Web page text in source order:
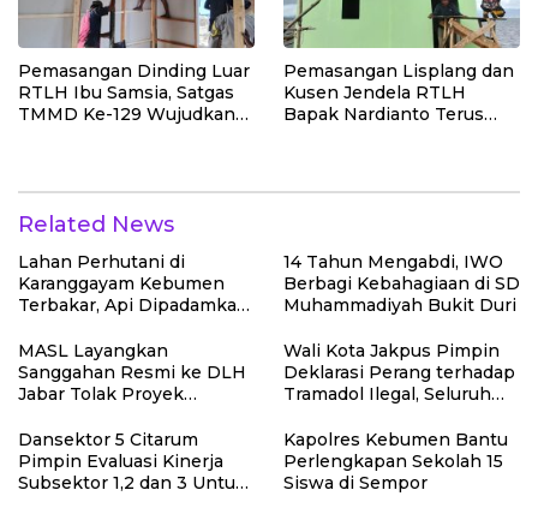
Pemasangan Dinding Luar
RTLH Ibu Samsia, Satgas
TMMD Ke-129 Wujudkan
Pemasangan Lisplang dan
Kusen Jendela RTLH
Bapak Nardianto Terus
Related News
Lahan Perhutani di
Karanggayam Kebumen
Terbakar, Api Dipadamkan
14 Tahun Mengabdi, IWO
Berbagi Kebahagiaan di SD
Muhammadiyah Bukit Duri
MASL Layangkan
Sanggahan Resmi ke DLH
Jabar Tolak Proyek
Bawa Bukti 14 Situs Cagar
Budaya dan Risiko Gempa
Sesar Baribis
Wali Kota Jakpus Pimpin
Deklarasi Perang terhadap
Tramadol Ilegal, Seluruh
Bergerak Bersama
Dansektor 5 Citarum
Pimpin Evaluasi Kinerja
Subsektor 1,2 dan 3 Untuk
Kapolres Kebumen Bantu
Perlengkapan Sekolah 15
Siswa di Sempor